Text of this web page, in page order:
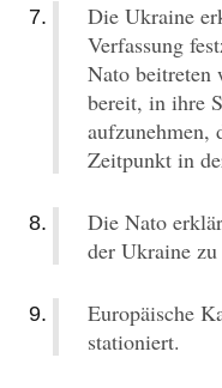
Die Ukraine
Verfassung
Nato beitreten
bereit, in ihre
aufzunehmen,
Zeitpunkt in
Die Nato
der Ukraine
Europäische
stationiert.